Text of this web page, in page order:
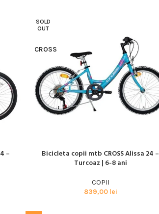
–
SOLD
OUT
CROSS
CITEȘTE MAI MULT
Bicicleta copii mtb CROSS Alissa 24 –
Turcoaz | 6-8 ani
COPII
839,00 lei